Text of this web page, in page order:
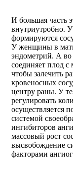
И большая часть
внутриутробно.
формируются
У женщины в
эндометрий. А во
соединяет плод
чтобы залечить
кровеносных
центру раны. У
регулировать
осуществляется
системой
ингибиторов
массовый рост
высвобождение
факторами